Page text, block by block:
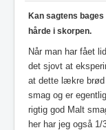
Kan sagtens
hårde i skorpen.
Når man har fået
det sjovt at
at dette lækre brød
smag og er
rigtig god Malt
her har jeg også